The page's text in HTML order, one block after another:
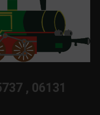
, 06131